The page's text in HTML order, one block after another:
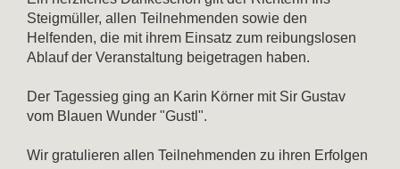
Steigmüller, allen Teilnehmenden sowie den
Helfenden, die mit ihrem Einsatz zum reibungslosen
Ablauf der Veranstaltung beigetragen haben.
Der Tagessieg ging an Karin Körner mit Sir Gustav
vom Blauen Wunder "Gustl".
Wir gratulieren allen Teilnehmenden zu ihren Erfolgen